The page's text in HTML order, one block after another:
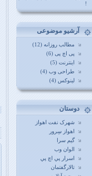
!
آرشیو موضوعی
مطالب روزانه (12)
پی اچ پی (6)
اینترنت (5)
طراحی وب (4)
لینوکس (4)
دوستان
شهرک نفت اهواز
اهواز سِرور
گيم سرا
الوان وب
اسرار پي اچ پي
تالارگفتمان